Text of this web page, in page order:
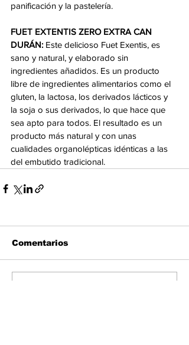
panificación y la pastelería.
FUET EXTENTIS ZERO EXTRA CAN
DURÁN: Este delicioso Fuet Exentis, es
sano y natural, y elaborado sin
ingredientes añadidos. Es un producto
libre de ingredientes alimentarios como el
gluten, la lactosa, los derivados lácticos y
la soja o sus derivados, lo que hace que
sea apto para todos. El resultado es un
producto más natural y con unas
cualidades organolépticas idénticas a las
del embutido tradicional.
Comentarios